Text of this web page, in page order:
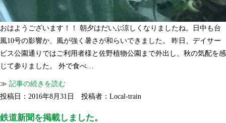
おはようございます！！ 朝夕はだいぶ涼しくなりましたね。日中も台
風10号の影響か、風が強く暑さが和らいできました。 昨日、デイサー
ビス公園通りではご利用者様と佐野植物公園まで外出し、秋の気配を感
じて参りました。 外で食べ…
≫ 記事の続きを読む
投稿日：2016年8月31日 投稿者：Local-train
鉄道新聞を掲載しました。